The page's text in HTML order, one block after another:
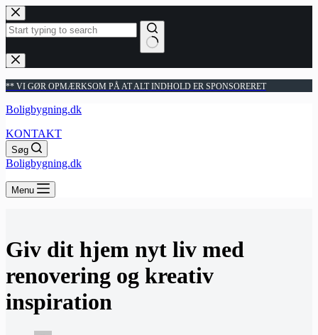
Fortsæt
til
indhold
Ingen
resultater
** VI GØR OPMÆRKSOM PÅ AT ALT INDHOLD ER SPONSORERET
Boligbygning.dk
KONTAKT
Søg
Boligbygning.dk
Menu
Giv dit hjem nyt liv med
renovering og kreativ
inspiration